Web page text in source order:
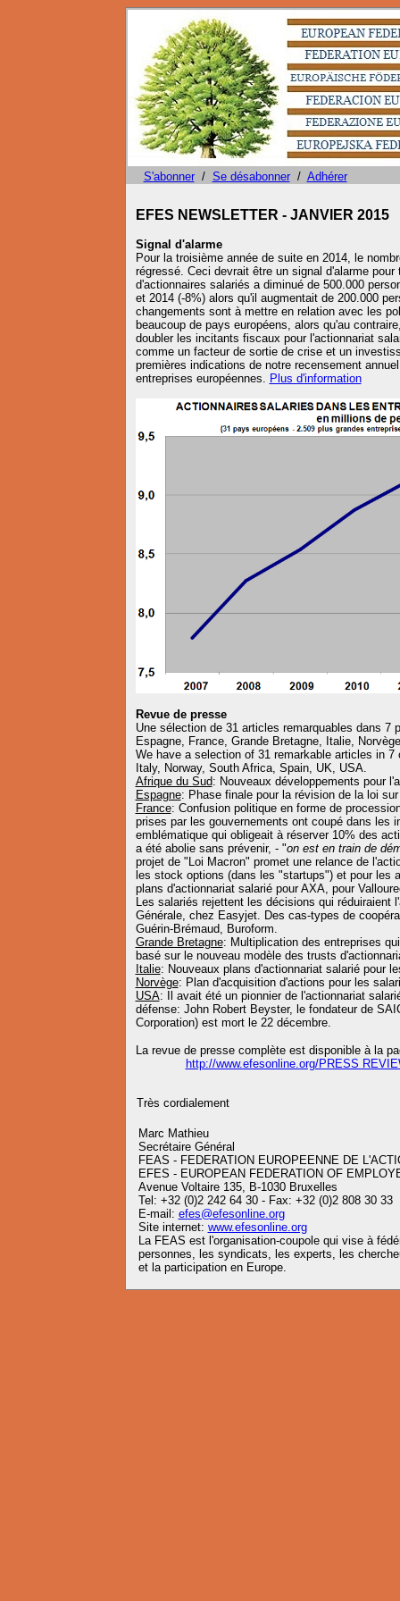
S'abonner/ Se désabonner/ Adhérer
EFES NEWSLETTER - JANVIER 2015
Signal d'alarme
Pour la troisième année de suite en 2014, le
régressé. Ceci devrait être un signal d'alarme
d'actionnaires salariés a diminué de 500.000
et 2014 (-8%) alors qu'il augmentait de 200.000
changements sont à mettre en relation avec les
beaucoup de pays européens, alors qu'au
doubler les incitants fiscaux pour l'actionnariat
comme un facteur de sortie de crise et un
premières indications de notre recensement
entreprises européennes. Plus d'information
Revue de presse
Une sélection de 31 articles remarquables dans 7
Espagne, France, Grande Bretagne, Italie,
We have a selection of 31 remarkable articles in
Italy, Norway, South Africa, Spain, UK, USA.
Afrique du Sud: Nouveaux développements pour
Espagne: Phase finale pour la révision de la loi
France: Confusion politique en forme de
prises par les gouvernements ont coupé dans les
emblématique qui obligeait à réserver 10% des
a été abolie sans prévenir, - "on est en train de
projet de "Loi Macron" promet une relance de
les stock options (dans les "startups") et pour les
plans d'actionnariat salarié pour AXA, pour
Les salariés rejettent les décisions qui réduiraient
Générale, chez Easyjet. Des cas-types de
Guérin-Brémaud, Buroform.
Grande Bretagne: Multiplication des entreprises
basé sur le nouveau modèle des trusts
Italie: Nouveaux plans d'actionnariat salarié pour
Norvège: Plan d'acquisition d'actions pour les
USA: Il avait été un pionnier de l'actionnariat
défense: John Robert Beyster, le fondateur de
Corporation) est mort le 22 décembre.
La revue de presse complète est disponible à la
http://www.efesonline.org/PRESS
Très cordialement
Marc Mathieu
Secrétaire Général
FEAS - FEDERATION EUROPEENNE DE
EFES - EUROPEAN FEDERATION OF
Avenue Voltaire 135, B-1030 Bruxelles
Tel: +32 (0)2 242 64 30 - Fax: +32 (0)2 808 30 33
E-mail: efes@efesonline.org
Site internet: www.efesonline.org
La FEAS est l'organisation-coupole qui vise à
personnes, les syndicats, les experts, les
et la participation en Europe.